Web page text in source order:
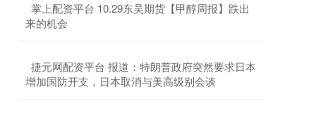
​掌上配资平台 10.29东吴期货【甲醇周报】跌出
来的机会
​捷元网配资平台 报道：特朗普政府突然要求日本
增加国防开支，日本取消与美高级别会谈